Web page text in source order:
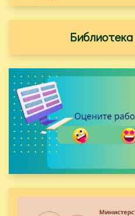
Библиотека